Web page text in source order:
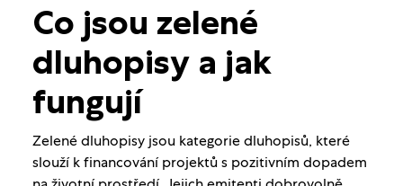
Co jsou zelené
dluhopisy a jak
fungují
Zelené dluhopisy jsou kategorie dluhopisů, které
slouží k financování projektů s pozitivním dopadem